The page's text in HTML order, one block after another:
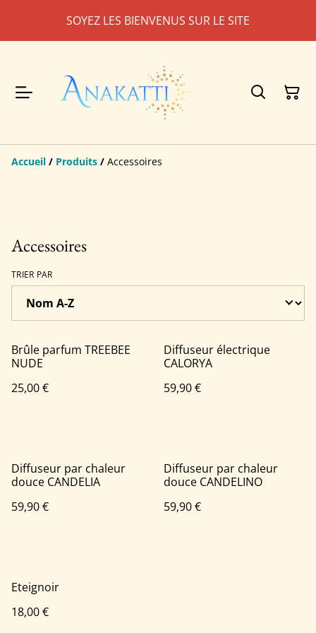
SOYEZ LES BIENVENUS SUR LE SITE
Accueil / Produits / Accessoires
Accessoires
TRIER PAR
Brûle parfum TREEBEE
NUDE
25,00 €
Diffuseur électrique
CALORYA
59,90 €
Diffuseur par chaleur
douce CANDELIA
59,90 €
Diffuseur par chaleur
douce CANDELINO
59,90 €
Eteignoir
18,00 €